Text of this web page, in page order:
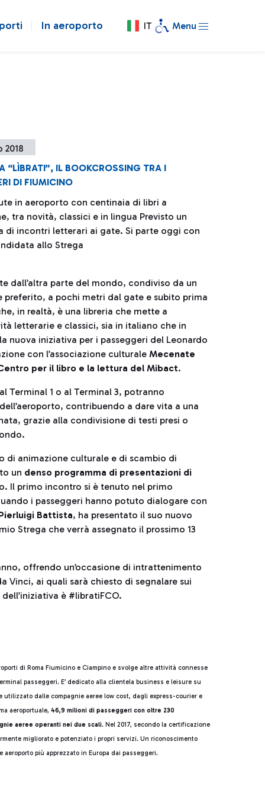
In aeroporto IT Menu
2018
“LÌBRATI”, IL BOOKCROSSING TRA I
DI FIUMICINO
in aeroporto con centinaia di libri a
tra novità, classici e in lingua Previsto un
di incontri letterari ai gate. Si parte oggi con
allo Strega
dall’altra parte del mondo, condiviso da un
a pochi metri dal gate e subito prima
in realtà, è una libreria che mette a
letterarie e classici, sia in italiano che in
nuova iniziativa per i passeggeri del Leonardo
con l’associazione culturale Mecenate
per il libro e la lettura del Mibact.
Terminal 1 o al Terminal 3, potranno
contribuendo a dare vita a una
grazie alla condivisione di testi presi o
di animazione culturale e di scambio di
un denso programma di presentazioni di
Il primo incontro si è tenuto nel primo
i passeggeri hanno potuto dialogare con
Battista, ha presentato il suo nuovo
Strega che verrà assegnato il prossimo 13
offrendo un’occasione di intrattenimento
Vinci, ai quali sarà chiesto di segnalare sui
è #libratiFCO.
di Roma Fiumicino e Ciampino e svolge altre attività connesse
passeggeri. E’ dedicato alla clientela business e leisure su
dalle compagnie aeree low cost, dagli express-courier e
aeroportuale, 46,9 milioni di passeggeri con oltre 230
aeree operanti nei due scali. Nel 2017, secondo la certificazione
migliorato e potenziato i propri servizi. Un riconoscimento
più apprezzato in Europa dai passeggeri.